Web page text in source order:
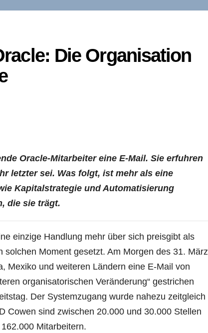
Die Organisation
Oracle-Mitarbeiter eine E-Mail. Sie erfuhren
letzter sei. Was folgt, ist mehr als eine
Kapitalstrategie und Automatisierung
die sie trägt.
einzige Handlung mehr über sich preisgibt als
Moment gesetzt. Am Morgen des 31. März
Mexiko und weiteren Ländern eine E-Mail von
organisatorischen Veränderung“ gestrichen
Der Systemzugang wurde nahezu zeitgleich
Cowen sind zwischen 20.000 und 30.000 Stellen
Mitarbeitern.